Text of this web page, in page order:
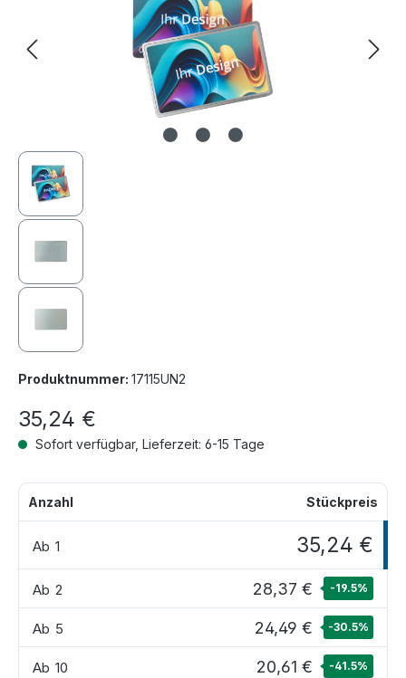
Produktnummer: 17115UN2
35,24 €
Sofort verfügbar, Lieferzeit: 6-15 Tage
Anzahl Stückpreis
Ab 1 35,24 €
Ab 2 28,37 € -19.5%
Ab 5 24,49 € -30.5%
Ab 10 20,61 € -41.5%